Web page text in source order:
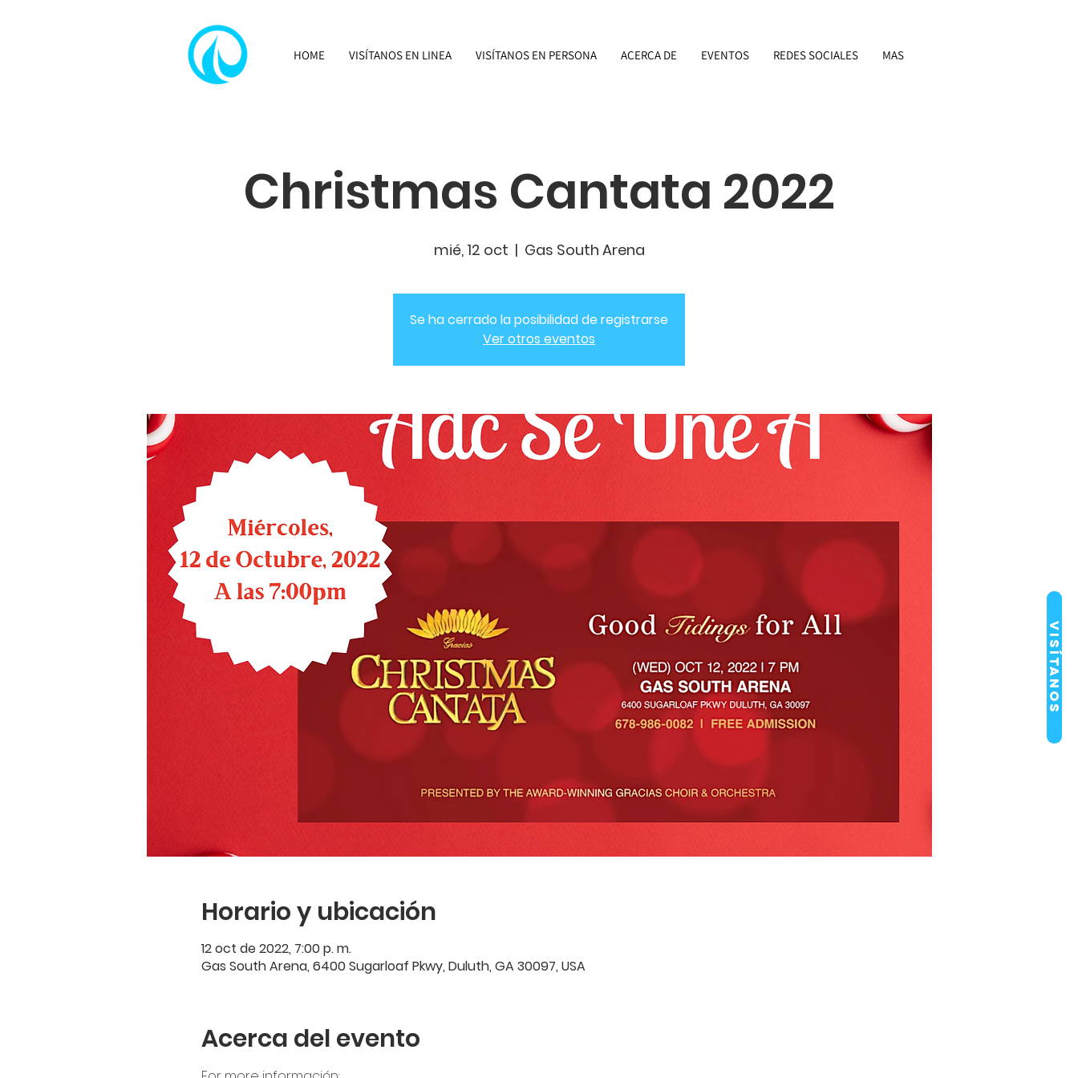
HOME VISÍTANOS EN LINEA VISÍTANOS EN PERSONA ACERCA DE EVENTOS REDES SOCIALES MAS
Visítanos
Christmas Cantata 2022
mié, 12 oct
  |
Gas South Arena
Se ha cerrado la posibilidad de registrarse
Ver otros eventos
Horario y ubicación
12 oct de 2022, 7:00 p. m.
Gas South Arena, 6400 Sugarloaf Pkwy, Duluth, GA 30097, USA
Acerca del evento